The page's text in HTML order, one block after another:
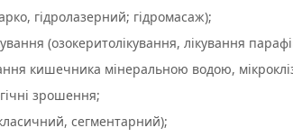
гідролазерний; гідромасаж);
(озокеритолікування, лікування
кишечника мінеральною водою,
зрошення;
сегментарний);